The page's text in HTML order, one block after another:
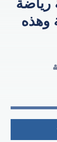
وهذه